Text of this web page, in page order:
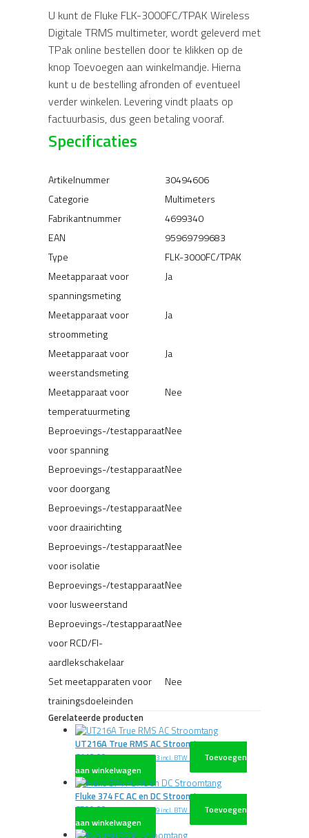
U kunt de Fluke FLK-3000FC/TPAK Wireless
Digitale TRMS multimeter, wordt geleverd met
TPak online bestellen door te klikken op de
knop Toevoegen aan winkelmandje. Hierna
kunt u de bestelling afronden of eventueel
verder winkelen. Levering vindt plaats op
factuurbasis, dus geen betaling vooraf.
Specificaties
Artikelnummer
30494606
Categorie
Multimeters
Fabrikantnummer
4699340
EAN
95969799683
Type
FLK-3000FC/TPAK
Meetapparaat voor
spanningsmeting
Ja
Meetapparaat voor
stroommeting
Ja
Meetapparaat voor
weerstandsmeting
Ja
Meetapparaat voor
temperatuurmeting
Nee
Beproevings-/testapparaat
voor spanning
Nee
Beproevings-/testapparaat
voor doorgang
Nee
Beproevings-/testapparaat
voor draairichting
Nee
Beproevings-/testapparaat
voor isolatie
Nee
Beproevings-/testapparaat
voor lusweerstand
Nee
Beproevings-/testapparaat
voor RCD/FI-
aardlekschakelaar
Nee
Set meetapparaten voor
trainingsdoeleinden
Nee
Gerelateerde producten
UT216A True RMS AC Stroomtang
€113,00 excl. BTW€136,73 incl. BTW
Toevoegen
aan winkelwagen
Fluke 374 FC AC en DC Stroomtang
€599,00 excl. BTW€724,79 incl. BTW
Toevoegen
aan winkelwagen